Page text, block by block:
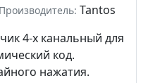
Производитель: Tantos
4-х канальный для
код.
нажатия.